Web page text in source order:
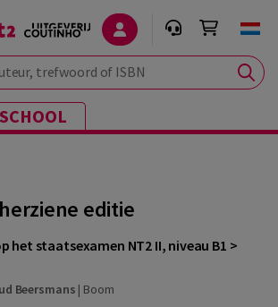
trefwoord of ISBN
SCHOOL
editie
het staatsexamen NT2 II, niveau B1 >
Beersmans | Boom